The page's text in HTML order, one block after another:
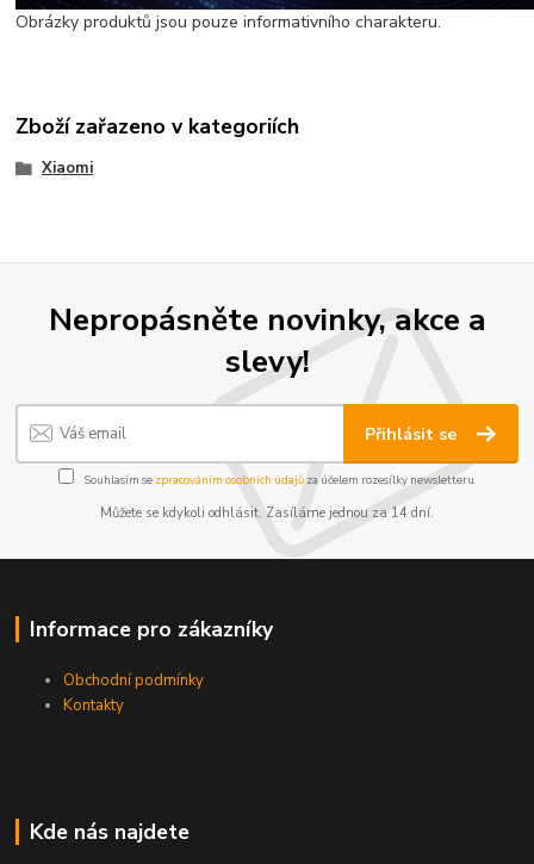
Obrázky produktů jsou pouze informativního charakteru.
Zboží zařazeno v kategoriích
Xiaomi
Nepropásněte novinky, akce a
slevy!
Přihlásit se
Souhlasím se zpracováním osobních údajůza účelem rozesílky newsletteru.
Můžete se kdykoli odhlásit. Zasíláme jednou za 14 dní.
Informace pro zákazníky
Obchodní podmínky
Kontakty
Kde nás najdete